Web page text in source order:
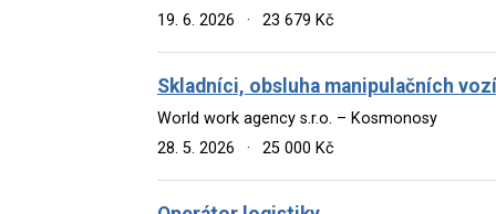
19. 6. 2026
· 23 679 Kč
Skladníci, obsluha manipulačních
World work agency s.r.o. – Kosmonosy
28. 5. 2026
· 25 000 Kč